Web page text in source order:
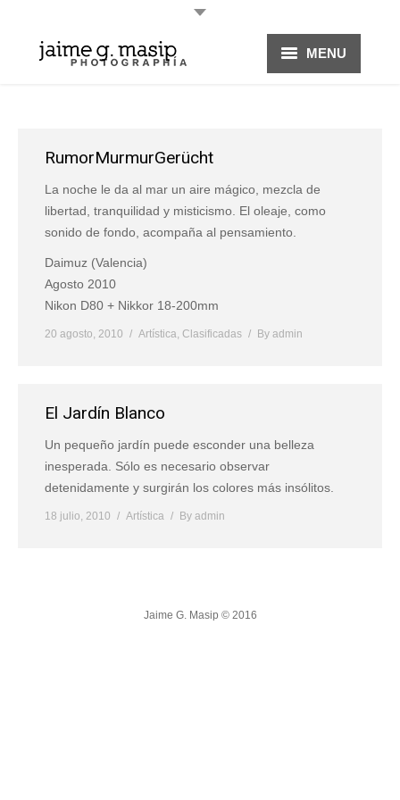
MENU
FOTOGRAFÍA
RumorMurmurGerücht
La noche le da al mar un aire mágico, mezcla de
libertad, tranquilidad y misticismo. El oleaje, como
sonido de fondo, acompaña al pensamiento.
Daimuz (Valencia)
Agosto 2010
Nikon D80 + Nikkor 18-200mm
20 agosto, 2010 Artística, Clasificadas By admin
El Jardín Blanco
Un pequeño jardín puede esconder una belleza
inesperada. Sólo es necesario observar
detenidamente y surgirán los colores más insólitos.
18 julio, 2010 Artística By admin
Jaime G. Masip © 2016